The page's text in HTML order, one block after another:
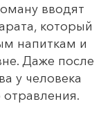
вводят
который
напиткам и
Даже после
у человека